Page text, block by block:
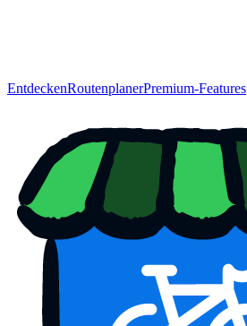
EntdeckenRoutenplanerPremium-Features